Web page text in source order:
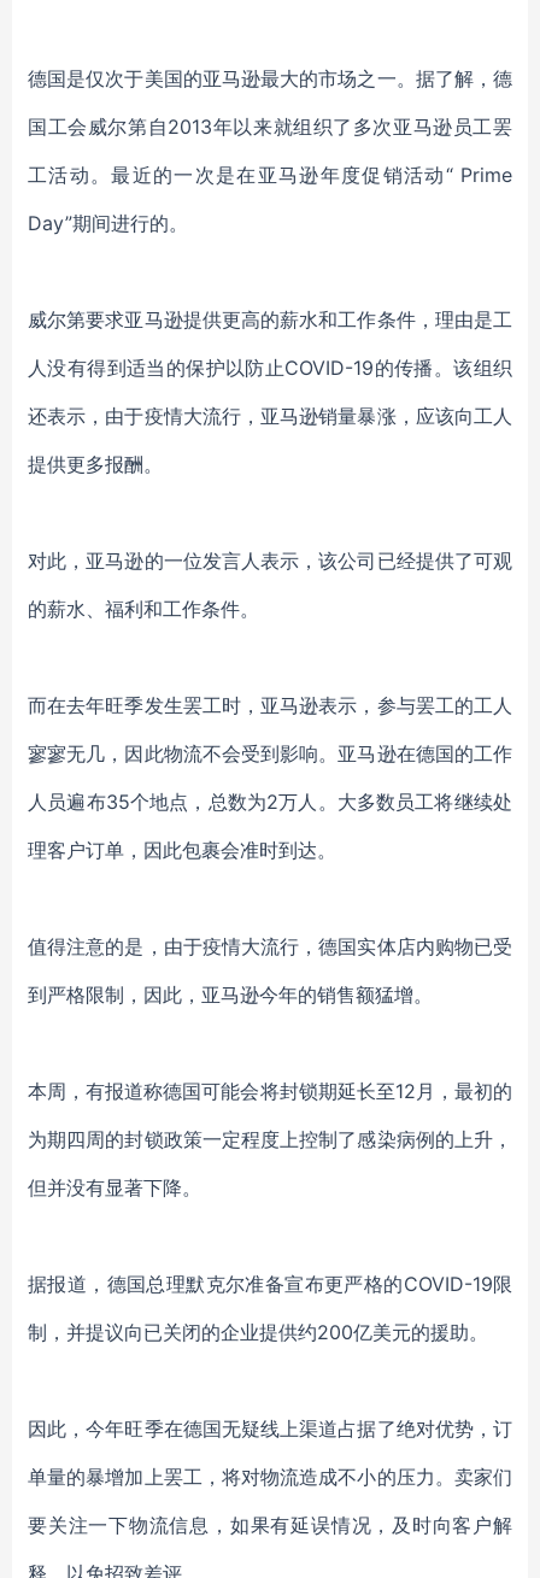
德国是仅次于美国的亚马逊最大的市场之一。据了解，德
国工会威尔第自2013年以来就组织了多次亚马逊员工罢
工活动。最近的一次是在亚马逊年度促销活动“ Prime
Day”期间进行的。
威尔第要求亚马逊提供更高的薪水和工作条件，理由是工
人没有得到适当的保护以防止COVID-19的传播。该组织
还表示，由于疫情大流行，亚马逊销量暴涨，应该向工人
提供更多报酬。
对此，亚马逊的一位发言人表示，该公司已经提供了可观
的薪水、福利和工作条件。
而在去年旺季发生罢工时，亚马逊表示，参与罢工的工人
寥寥无几，因此物流不会受到影响。亚马逊在德国的工作
人员遍布35个地点，总数为2万人。大多数员工将继续处
理客户订单，因此包裹会准时到达。
值得注意的是，由于疫情大流行，德国实体店内购物已受
到严格限制，因此，亚马逊今年的销售额猛增。
本周，有报道称德国可能会将封锁期延长至12月，最初的
为期四周的封锁政策一定程度上控制了感染病例的上升，
但并没有显著下降。
据报道，德国总理默克尔准备宣布更严格的COVID-19限
制，并提议向已关闭的企业提供约200亿美元的援助。
因此，今年旺季在德国无疑线上渠道占据了绝对优势，订
单量的暴增加上罢工，将对物流造成不小的压力。卖家们
要关注一下物流信息，如果有延误情况，及时向客户解
释，以免招致差评。